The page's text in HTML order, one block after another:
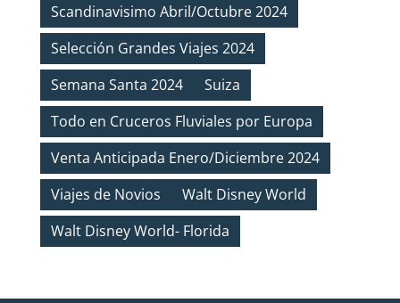
Scandinavisimo Abril/Octubre 2024
Selección Grandes Viajes 2024
Semana Santa 2024
Suiza
Todo en Cruceros Fluviales por Europa
Venta Anticipada Enero/Diciembre 2024
Viajes de Novios
Walt Disney World
Walt Disney World- Florida